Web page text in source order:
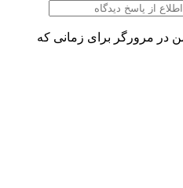
در مرورگر برای زمانی که